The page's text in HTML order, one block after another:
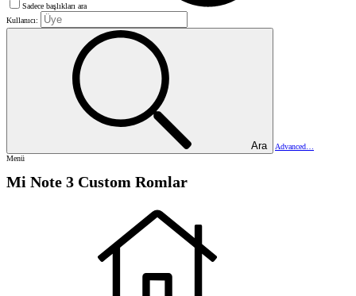
Sadece başlıkları ara
Kullanıcı:
Ara
Advanced…
Menü
Mi Note 3 Custom Romlar